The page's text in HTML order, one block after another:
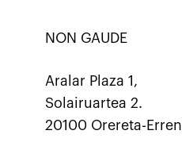
· KOOP ·
NON GAUDE
Aralar Plaza 1,
Solairuartea 2.
20100 Orereta-